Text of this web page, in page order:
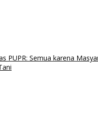
PUPR: Semua karena